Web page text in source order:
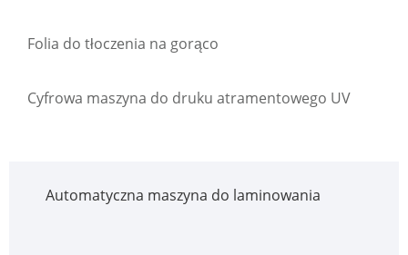
Folia do tłoczenia na gorąco
Cyfrowa maszyna do druku atramentowego UV
Automatyczna maszyna do laminowania